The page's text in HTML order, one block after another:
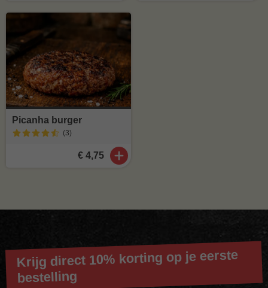
Picanha burger
(3)
€ 4,75
Krijg direct 10% korting op je eerste
bestelling